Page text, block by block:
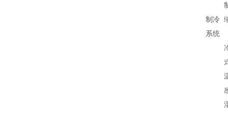
制冷
系统